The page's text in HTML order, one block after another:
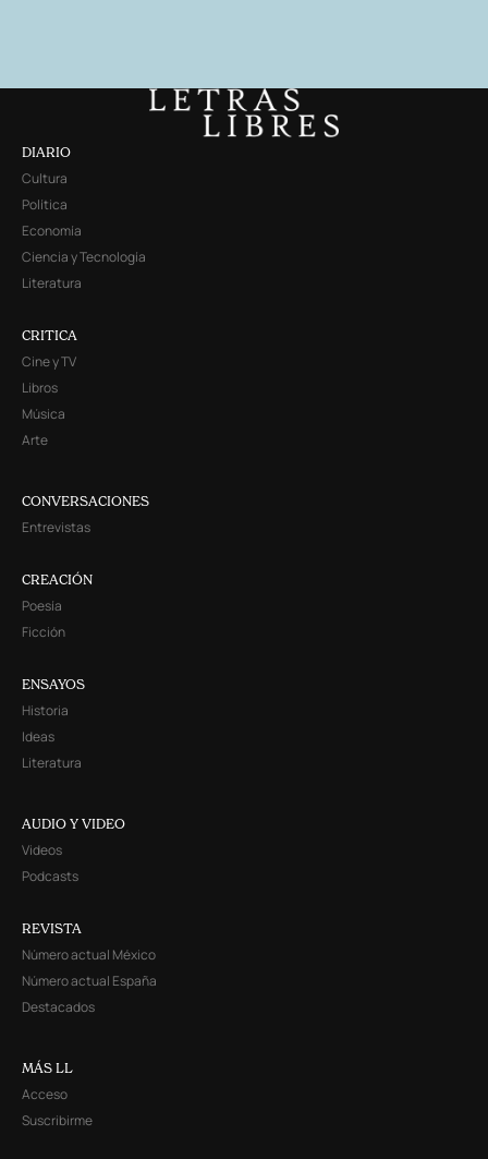
DIARIO
Cultura
Política
Economía
Ciencia y Tecnología
Literatura
CRITICA
Cine y TV
Libros
Música
Arte
CONVERSACIONES
Entrevistas
CREACIÓN
Poesía
Ficción
ENSAYOS
Historia
Ideas
Literatura
AUDIO Y VIDEO
Videos
Podcasts
REVISTA
Número actual México
Número actual España
Destacados
MÁS LL
Acceso
Suscribirme